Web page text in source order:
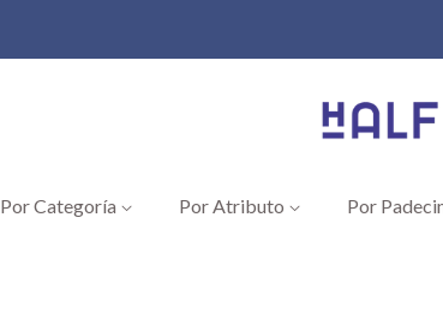
Por Categoría Por Atributo Por